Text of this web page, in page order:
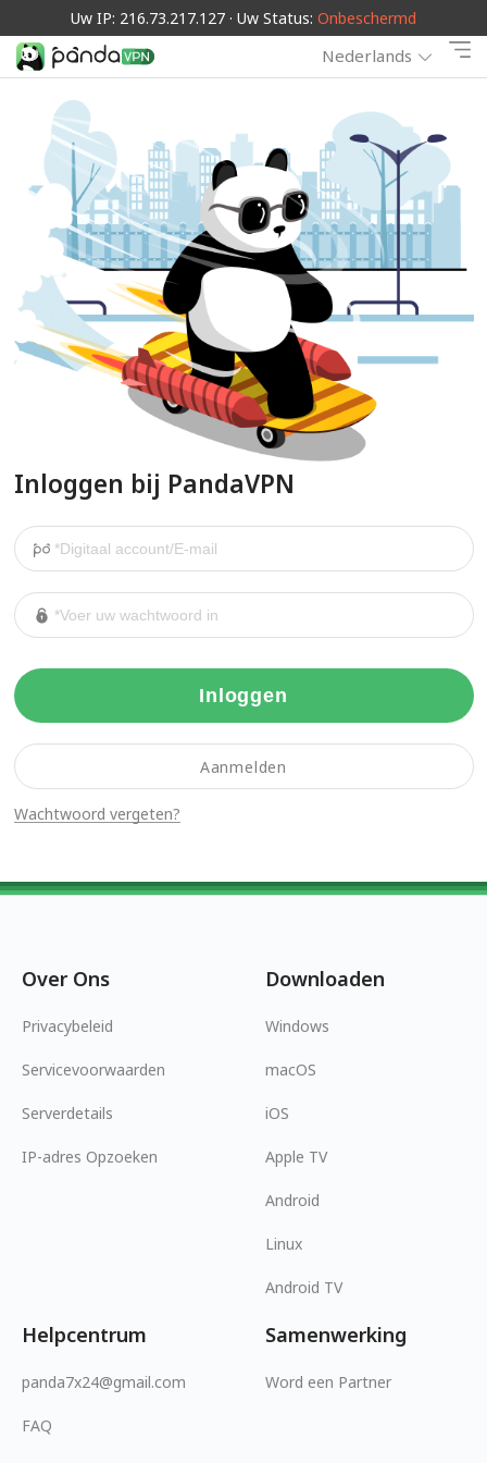
Uw IP: 216.73.217.127 · Uw Status: Onbeschermd
Nederlands
Inloggen bij PandaVPN
Inloggen
Wachtwoord vergeten?
Aanmelden
Over Ons
Privacybeleid
Servicevoorwaarden
Serverdetails
IP-adres Opzoeken
Downloaden
Windows
macOS
iOS
Apple TV
Android
Linux
Android TV
Helpcentrum
panda7x24@gmail.com
FAQ
Samenwerking
Word een Partner